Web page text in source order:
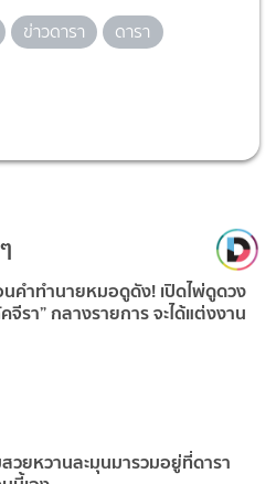
ข่าวดารา
ดารา
คำทำนายหมอดูดัง! เปิดไพ่ดูดวง
จีรา” กลางรายการ จะได้แต่งงาน
วยหวานละมุนมารวมอยู่ที่ดารา